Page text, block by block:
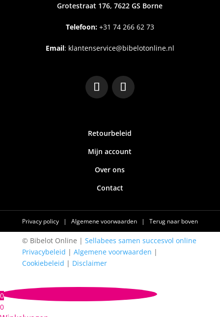
Grotestraat 176, 7622 GS Borne
Telefoon:+31 74 266 62 73
Email: klantenservice@bibelotonline.nl
Retourbeleid
Mijn account
Over ons
Contact
Privacy policy | Algemene voorwaarden | Terug naar boven
© Bibelot Online | Sellabees samen succesvol online
Privacybeleid | Algemene voorwaarden |
Cookiebeleid | Disclaimer
0
0